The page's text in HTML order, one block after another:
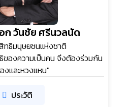
ก วันชัย ศรีนวลนัด
ทธิมนุษยชนแห่งชาติ
องความเป็นคน จึงต้องร่วมกัน
งและหวงแหน"
ประวัติ